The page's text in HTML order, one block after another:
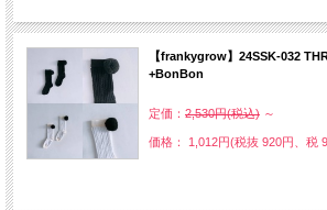
【frankygrow】24SSK-032
+BonBon
定価： 2,530円(税込) ～
価格： 1,012円(税抜 920円、税